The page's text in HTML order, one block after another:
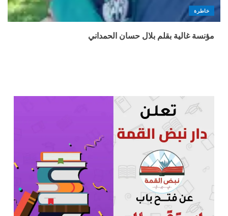
خاطرة
مؤنسة غالية بقلم بلال حسان الحمداني